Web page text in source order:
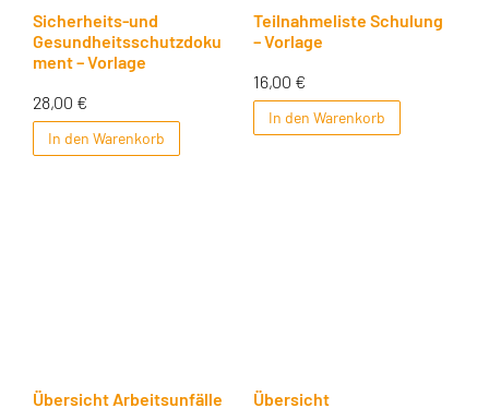
Sicherheits-und
Gesundheitsschutzdoku
ment – Vorlage
28,00 €
In den Warenkorb
Teilnahmeliste Schulung
– Vorlage
16,00 €
In den Warenkorb
Übersicht Arbeitsunfälle
Übersicht